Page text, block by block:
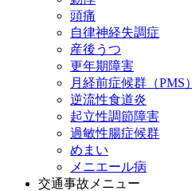
頭痛
自律神経失調症
産後うつ
更年期障害
月経前症候群（PMS）
逆流性食道炎
起立性調節障害
過敏性腸症候群
めまい
メニエール病
交通事故メニュー